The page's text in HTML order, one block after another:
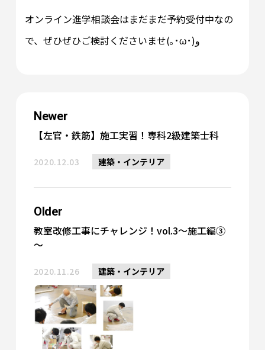
オンライン進学相談会はまだまだ予約受付中なの
で、ぜひぜひご検討くださいませ(｡･ω･)و
Newer
【左官・鉄筋】施工実習！専科2級建築士科
2020.12.03 建築・インテリア
Older
教室改修工事にチャレンジ！vol.3～施工編③
～
2020.11.26 建築・インテリア